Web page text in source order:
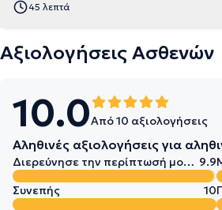
45 λεπτά
Αξιολογήσεις Ασθενών
10.0Από 10 αξιολογήσεις
Αληθινές αξιολογήσεις για
Διερεύνησε την περίπτωσή μου σε βάθος 9.9
Συνεπής
10